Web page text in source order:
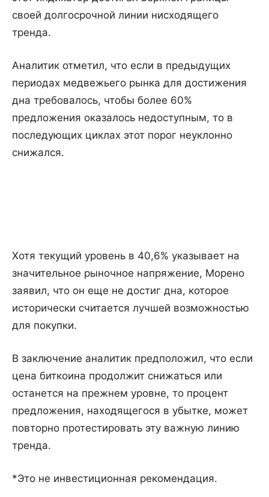
своей долгосрочной линии нисходящего
тренда.
Аналитик отметил, что если в предыдущих
периодах медвежьего рынка для достижения
дна требовалось, чтобы более 60%
предложения оказалось недоступным, то в
последующих циклах этот порог неуклонно
снижался.
Хотя текущий уровень в 40,6% указывает на
значительное рыночное напряжение, Морено
заявил, что он еще не достиг дна, которое
исторически считается лучшей возможностью
для покупки.
В заключение аналитик предположил, что если
цена биткоина продолжит снижаться или
останется на прежнем уровне, то процент
предложения, находящегося в убытке, может
повторно протестировать эту важную линию
тренда.
*Это не инвестиционная рекомендация.